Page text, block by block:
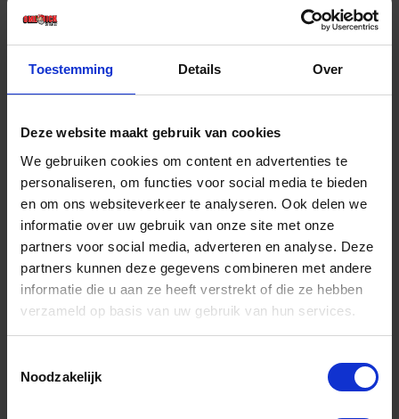
Toestemming Details Over
Deze website maakt gebruik van cookies
We gebruiken cookies om content en advertenties te
personaliseren, om functies voor social media te bieden
en om ons websiteverkeer te analyseren. Ook delen we
informatie over uw gebruik van onze site met onze
partners voor social media, adverteren en analyse. Deze
partners kunnen deze gegevens combineren met andere
informatie die u aan ze heeft verstrekt of die ze hebben
verzameld op basis van uw gebruik van hun services.
Noodzakelijk
€ 102,24 incl. BTW
-
Bestel nu!